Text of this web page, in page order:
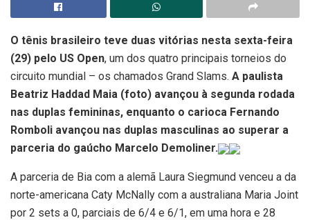
O tênis brasileiro teve duas vitórias nesta sexta-feira
(29) pelo US Open, um dos quatro principais torneios do
circuito mundial – os chamados Grand Slams. A paulista
Beatriz Haddad Maia (foto) avançou à segunda rodada
nas duplas femininas, enquanto o carioca Fernando
Romboli avançou nas duplas masculinas ao superar a
parceria do gaúcho Marcelo Demoliner.
A parceria de Bia com a alemã Laura Siegmund venceu a da
norte-americana Caty McNally com a australiana Maria Joint
por 2 sets a 0, parciais de 6/4 e 6/1, em uma hora e 28